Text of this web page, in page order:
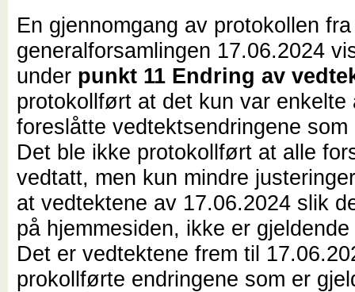
En gjennomgang av protokollen fra
generalforsamlingen 17.06.2024
under punkt 11 Endring av
protokollført at det kun var enkelte
foreslåtte vedtektsendringene
Det ble ikke protokollført at alle
vedtatt, men kun mindre
at vedtektene av 17.06.2024 slik
på hjemmesiden, ikke er
Det er vedtektene frem til
prokollførte endringene som er